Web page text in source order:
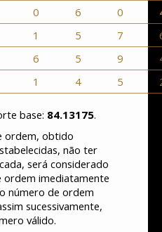
0 6 0
1 5 7
6 5 9
1 4 5
base: 84.13175.
ordem, obtido
não ter
será considerado
imediatamente
número de ordem
sucessivamente,
válido.